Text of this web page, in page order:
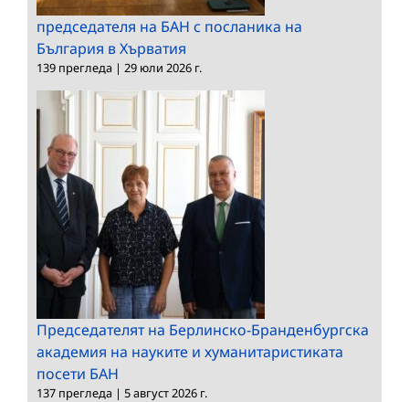
председателя на БАН с посланика на
България в Хърватия
139 прегледа | 29 юли 2026 г.
Председателят на Берлинско-Бранденбургска
академия на науките и хуманитаристиката
посети БАН
137 прегледа | 5 август 2026 г.